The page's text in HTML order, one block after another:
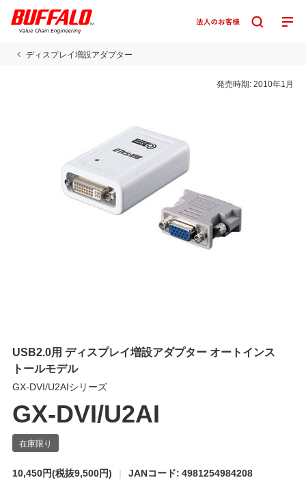
ディスプレイ増設アダプター
発売時期:2010年1月
USB2.0用 ディスプレイ増設アダプター オートインス
トールモデル
GX-DVI/U2AIシリーズ
GX-DVI/U2AI
10,450円(税抜9,500円) JANコード: 4981254984208